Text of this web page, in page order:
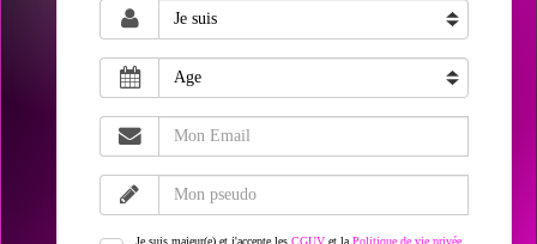
Je suis majeur(e) et j'accepte les CGUV et la Politique de vie privée